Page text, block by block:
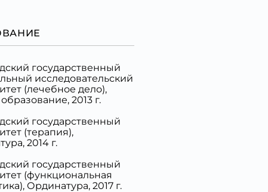
государственный
исследовательский
(лечебное дело),
2013 г.
государственный
(терапия),
2014 г.
государственный
(функциональная
Ординатура, 2017 г.